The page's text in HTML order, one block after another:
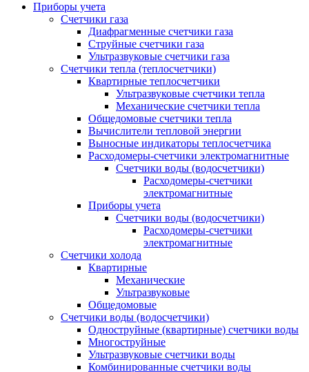
Приборы учета
Счетчики газа
Диафрагменные счетчики газа
Струйные счетчики газа
Ультразвуковые счетчики газа
Счетчики тепла (теплосчетчики)
Квартирные теплосчетчики
Ультразвуковые счетчики тепла
Механические счетчики тепла
Общедомовые счетчики тепла
Вычислители тепловой энергии
Выносные индикаторы теплосчетчика
Расходомеры-счетчики электромагнитные
Счетчики воды (водосчетчики)
Расходомеры-счетчики
электромагнитные
Приборы учета
Счетчики воды (водосчетчики)
Расходомеры-счетчики
электромагнитные
Счетчики холода
Квартирные
Механические
Ультразвуковые
Общедомовые
Счетчики воды (водосчетчики)
Одноструйные (квартирные) счетчики воды
Многоструйные
Ультразвуковые счетчики воды
Комбинированные счетчики воды